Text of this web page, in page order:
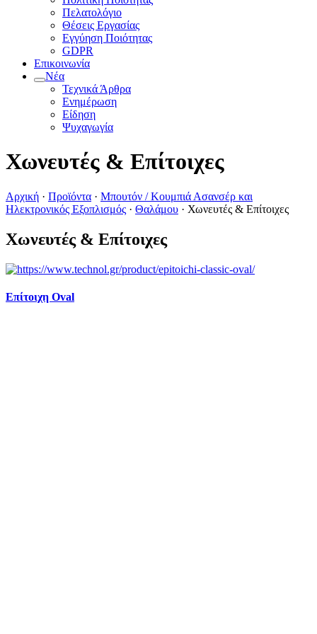
Πελατολόγιο
Θέσεις Εργασίας
Εγγύηση Ποιότητας
GDPR
Επικοινωνία
Νέα
Τεχνικά Άρθρα
Ενημέρωση
Είδηση
Ψυχαγωγία
Χωνευτές & Επίτοιχες
Αρχική · Προϊόντα · Μπουτόν / Κουμπιά Ασανσέρ και
Ηλεκτρονικός Εξοπλισμός · Θαλάμου · Χωνευτές & Επίτοιχες
Χωνευτές & Επίτοιχες
Επίτοιχη Oval